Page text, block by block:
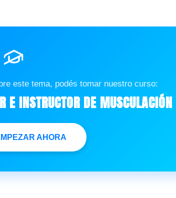
este tema, podés tomar nuestro curso:
E INSTRUCTOR DE MUSCULACIÓN
AHORA